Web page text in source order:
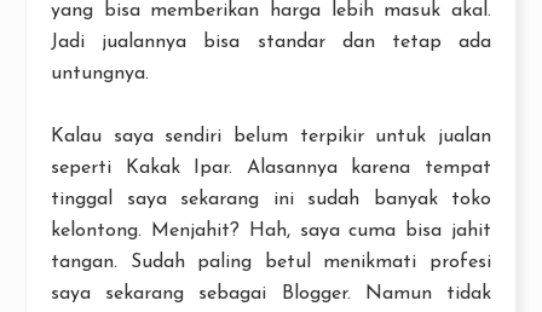
yang bisa memberikan harga lebih masuk akal.
Jadi jualannya bisa standar dan tetap ada
untungnya.
Kalau saya sendiri belum terpikir untuk jualan
seperti Kakak Ipar. Alasannya karena tempat
tinggal saya sekarang ini sudah banyak toko
kelontong. Menjahit? Hah, saya cuma bisa jahit
tangan. Sudah paling betul menikmati profesi
saya sekarang sebagai Blogger. Namun tidak